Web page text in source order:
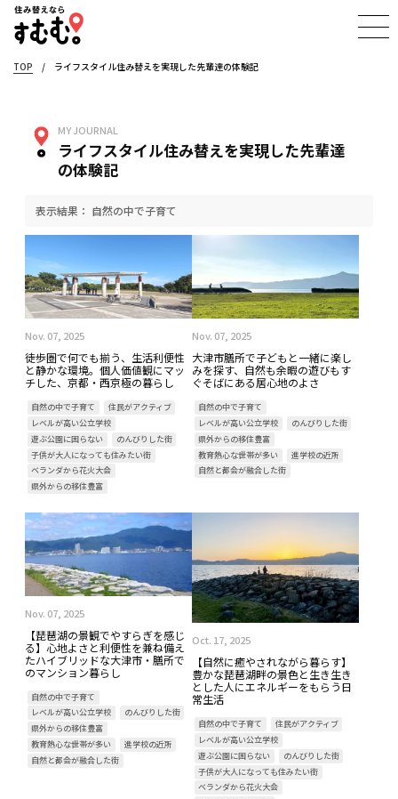
TOP / ライフスタイル住み替えを実現した先輩達の体験記
MY JOURNAL
ライフスタイル住み替えを実現した先輩達
の体験記
表示結果： 自然の中で子育て
Nov. 07, 2025
徒歩圏で何でも揃う、生活利便性
と静かな環境。個人価値観にマッ
チした、京都・西京極の暮らし
自然の中で子育て
住民がアクティブ
レベルが高い公立学校
遊ぶ公園に困らない
のんびりした街
子供が大人になっても住みたい街
ベランダから花火大会
県外からの移住豊富
Nov. 07, 2025
大津市膳所で子どもと一緒に楽し
みを探す、自然も余暇の遊びもす
ぐそばにある居心地のよさ
自然の中で子育て
レベルが高い公立学校
のんびりした街
県外からの移住豊富
教育熱心な世帯が多い
進学校の近所
自然と都会が融合した街
Nov. 07, 2025
【琵琶湖の景観でやすらぎを感じ
る】心地よさと利便性を兼ね備え
たハイブリッドな大津市・膳所で
のマンション暮らし
自然の中で子育て
レベルが高い公立学校
のんびりした街
県外からの移住豊富
教育熱心な世帯が多い
進学校の近所
自然と都会が融合した街
Oct. 17, 2025
【自然に癒やされながら暮らす】
豊かな琵琶湖畔の景色と生き生き
とした人にエネルギーをもらう日
常生活
自然の中で子育て
住民がアクティブ
レベルが高い公立学校
遊ぶ公園に困らない
のんびりした街
子供が大人になっても住みたい街
ベランダから花火大会